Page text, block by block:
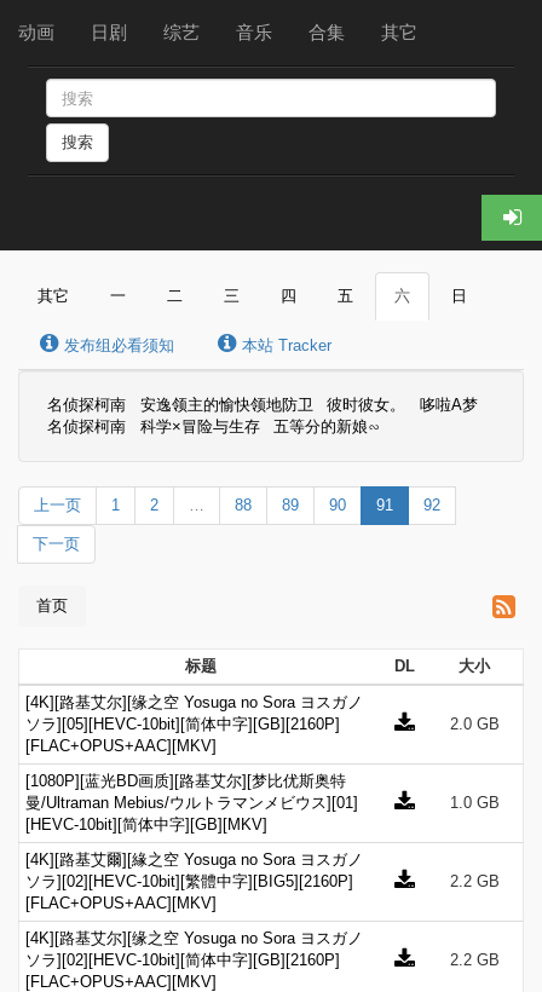
动画 日剧 综艺 音乐 合集 其它
搜索
其它 一 二 三 四 五 六 日
发布组必看须知 本站 Tracker
名侦探柯南 安逸领主的愉快领地防卫 彼时彼女。
哆啦A梦
名侦探柯南
科学×冒险与生存 五等分的新娘∽
上一页 1 2 … 88 89 90 91 92
下一页
首页
标题 DL
大小
[4K][路基艾尔][缘之空 Yosuga no Sora ヨスガノ
ソラ][05][HEVC-10bit][简体中字][GB][2160P]
[FLAC+OPUS+AAC][MKV]
2.0 GB
[1080P][蓝光BD画质][路基艾尔][梦比优斯奥特
曼/Ultraman Mebius/ウルトラマンメビウス][01]
[HEVC-10bit][简体中字][GB][MKV]
1.0 GB
[4K][路基艾爾][緣之空 Yosuga no Sora ヨスガノ
ソラ][02][HEVC-10bit][繁體中字][BIG5][2160P]
[FLAC+OPUS+AAC][MKV]
2.2 GB
[4K][路基艾尔][缘之空 Yosuga no Sora ヨスガノ
ソラ][02][HEVC-10bit][简体中字][GB][2160P]
[FLAC+OPUS+AAC][MKV]
2.2 GB